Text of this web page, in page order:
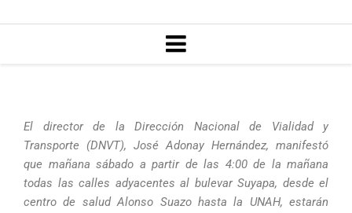
MENU
El director de la Dirección Nacional de Vialidad y
Transporte (DNVT), José Adonay Hernández, manifestó
que mañana sábado a partir de las 4:00 de la mañana
todas las calles adyacentes al bulevar Suyapa, desde el
centro de salud Alonso Suazo hasta la UNAH, estarán